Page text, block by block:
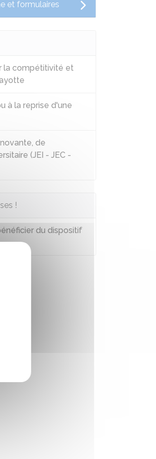
et formulaires
la compétitivité et
à la reprise d'une
de
(JEI - JEC -
!
du dispositif